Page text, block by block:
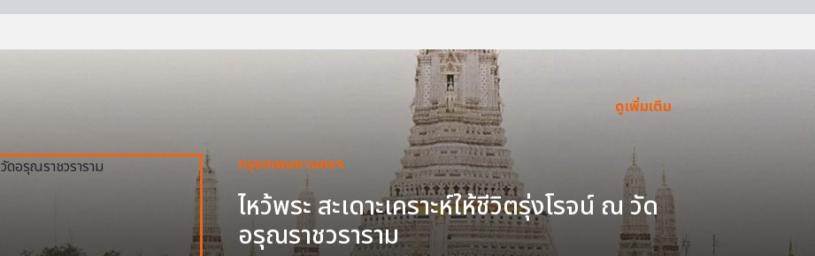
ดูเพิ่มเติม
กรุงเทพมหานครฯ
ไหว้พระ สะเดาะเคราะห์ให้ชีวิตรุ่งโรจน์ ณ วัด
อรุณราชวราราม